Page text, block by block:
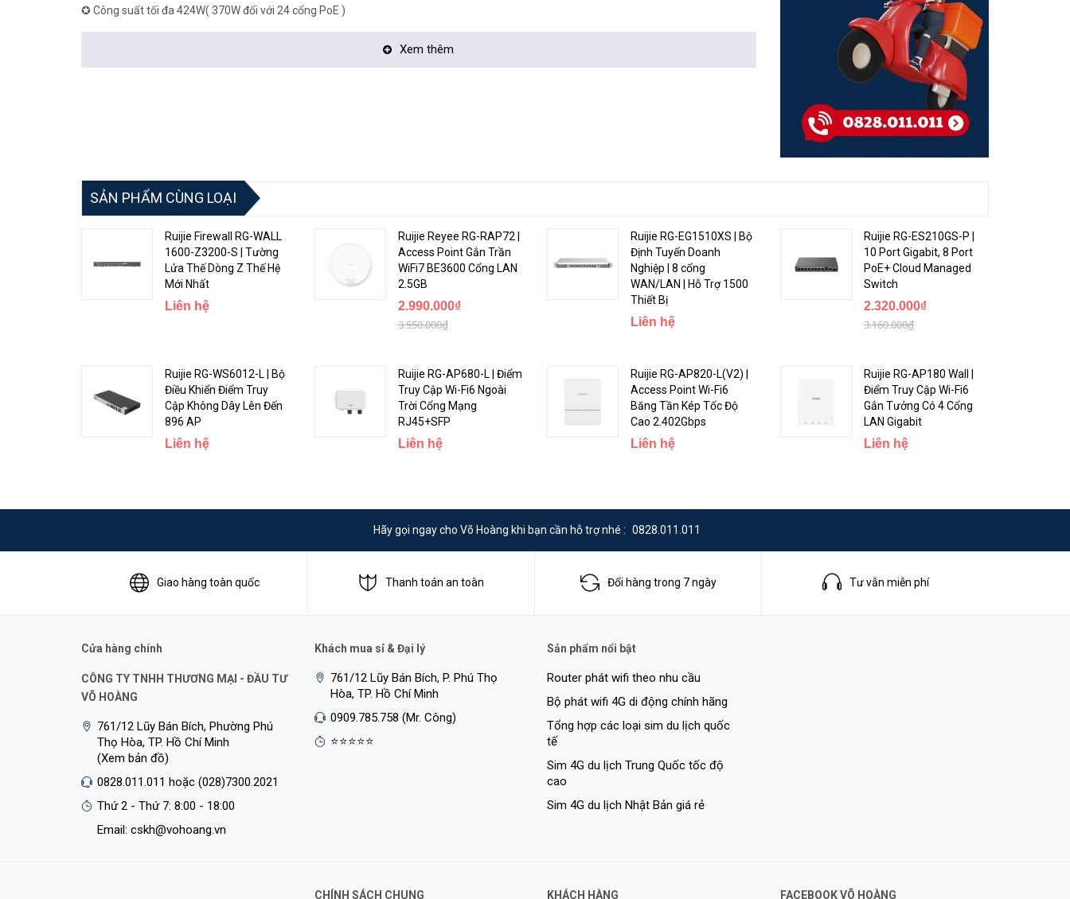
✪ Công suất tối đa 424W( 370W đối với 24 cổng PoE )
✪ Tiêu chuẩn chống sét 8KV
✪ Trọng lượng 4.2Kg
✪ Nguồn 100~240V
<Hotline: 0828.011.011 - (028)7300.2021 - VoHoang.vn>
Xem thêm
SẢN PHẨM CÙNG LOẠI
Ruijie Firewall RG-WALL
1600-Z3200-S | Tường
Lửa Thế Dòng Z Thế Hệ
Mới Nhất
Liên hệ
Ruijie Reyee RG-RAP72 |
Access Point Gắn Trần
WiFi7 BE3600 Cổng LAN
2.5GB
2.990.000₫
3.550.000₫
Ruijie RG-EG1510XS | Bộ
Định Tuyến Doanh
Nghiệp | 8 cổng
WAN/LAN | Hỗ Trợ 1500
Thiết Bị
Liên hệ
Ruijie RG-ES210GS-P |
10 Port Gigabit, 8 Port
PoE+ Cloud Managed
Switch
2.320.000₫
3.160.000₫
Ruijie RG-WS6012-L | Bộ
Điều Khiển Điểm Truy
Cập Không Dây Lên Đến
896 AP
Liên hệ
Ruijie RG-AP680-L | Điểm
Truy Cập Wi-Fi6 Ngoài
Trời Cổng Mạng
RJ45+SFP
Liên hệ
Ruijie RG-AP820-L(V2) |
Access Point Wi-Fi6
Băng Tần Kép Tốc Độ
Cao 2.402Gbps
Liên hệ
Ruijie RG-AP180 Wall |
Điểm Truy Cập Wi-Fi6
Gắn Tưởng Có 4 Cổng
LAN Gigabit
Liên hệ
Hãy gọi ngay cho Võ Hoàng khi bạn cần hỗ trợ nhé : 0828.011.011
Giao hàng toàn quốc Thanh toán an toàn Đổi hàng trong 7 ngày Tư vẫn miễn phí
Cửa hàng chính
CÔNG TY TNHH THƯƠNG MẠI - ĐẦU TƯ
VÕ HOÀNG
761/12 Lũy Bán Bích, Phường Phú
Thọ Hòa, TP. Hồ Chí Minh
(Xem bản đồ)
0828.011.011 hoặc (028)7300.2021
Thứ 2 - Thứ 7: 8:00 - 18:00
Email: cskh@vohoang.vn
Khách mua sỉ & Đại lý
761/12 Lũy Bán Bích, P. Phú Thọ
Hòa, TP. Hồ Chí Minh
0909.785.758 (Mr. Công)
⭐⭐⭐⭐⭐
Sản phẩm nổi bật
Router phát wifi theo nhu cầu
Bộ phát wifi 4G di động chính hãng
Tổng hợp các loại sim du lịch quốc
tế
Sim 4G du lịch Trung Quốc tốc độ
cao
Sim 4G du lịch Nhật Bản giá rẻ
CHÍNH SÁCH CHUNG KHÁCH HÀNG FACEBOOK VÕ HOÀNG